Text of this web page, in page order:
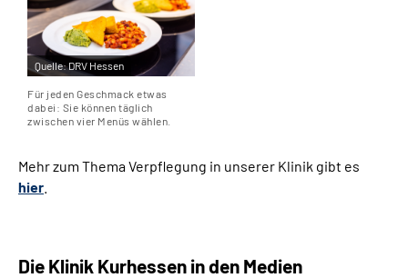
Quelle:DRV Hessen
Für jeden Geschmack etwas
dabei: Sie können täglich
zwischen vier Menüs wählen.
Mehr zum Thema Verpflegung in unserer Klinik gibt es
hier
Die Klinik Kurhessen in den Medien